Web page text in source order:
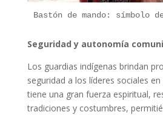
Bastón de mando:
Seguridad y autonomía
Los guardias indígenas brindan
seguridad a los líderes sociales
tiene una gran fuerza espiritual,
tradiciones y costumbres,